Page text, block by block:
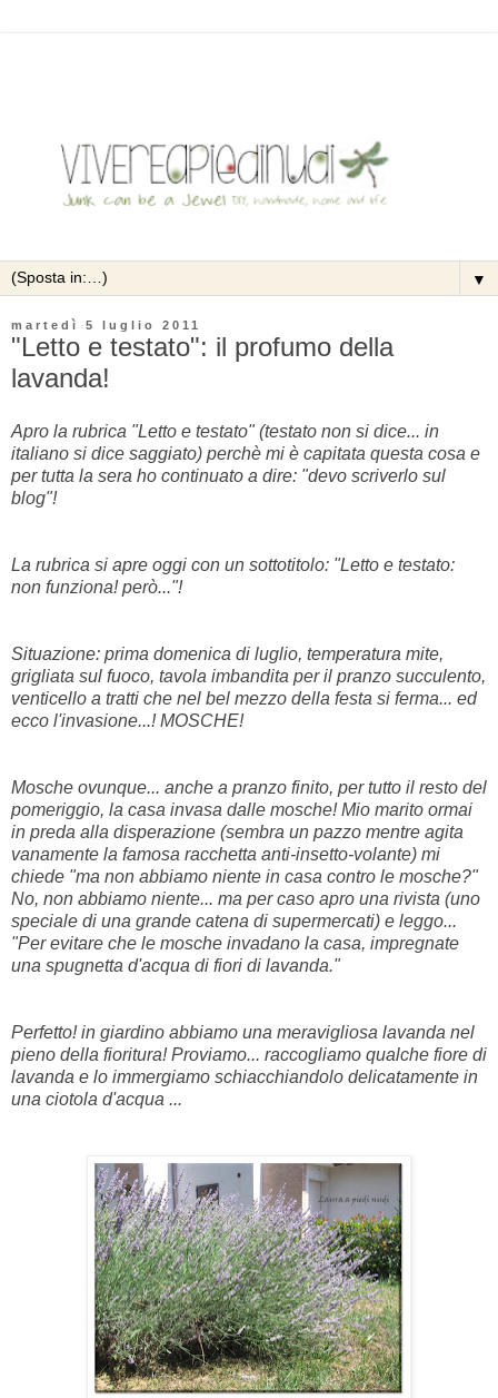
▼
martedì 5 luglio 2011
"Letto e testato": il profumo della
lavanda!
Apro la rubrica "Letto e testato" (testato non si dice... in
italiano si dice saggiato) perchè mi è capitata questa cosa e
per tutta la sera ho continuato a dire: "devo scriverlo sul
blog"!
La rubrica si apre oggi con un sottotitolo: "Letto e testato:
non funziona! però..."!
Situazione: prima domenica di luglio, temperatura mite,
grigliata sul fuoco, tavola imbandita per il pranzo succulento,
venticello a tratti che nel bel mezzo della festa si ferma... ed
ecco l'invasione...! MOSCHE!
Mosche ovunque... anche a pranzo finito, per tutto il resto del
pomeriggio, la casa invasa dalle mosche! Mio marito ormai
in preda alla disperazione (sembra un pazzo mentre agita
vanamente la famosa racchetta anti-insetto-volante) mi
chiede "ma non abbiamo niente in casa contro le mosche?"
No, non abbiamo niente... ma per caso apro una rivista (uno
speciale di una grande catena di supermercati) e leggo...
"Per evitare che le mosche invadano la casa, impregnate
una spugnetta d'acqua di fiori di lavanda."
Perfetto! in giardino abbiamo una meravigliosa lavanda nel
pieno della fioritura! Proviamo... raccogliamo qualche fiore di
lavanda e lo immergiamo schiacchiandolo delicatamente in
una ciotola d'acqua ...